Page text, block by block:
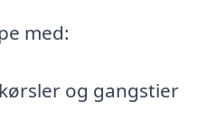
med:
og gangstier